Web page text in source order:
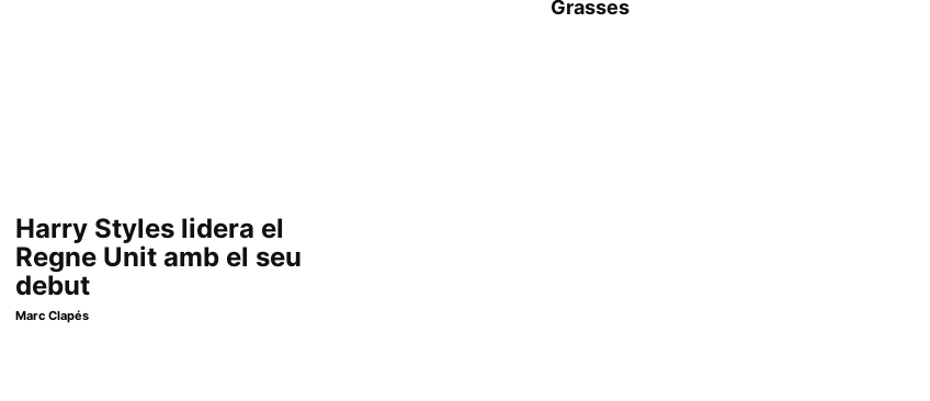
Harry Styles lidera el
Regne Unit amb el seu
debut
Marc Clapés
Grasses